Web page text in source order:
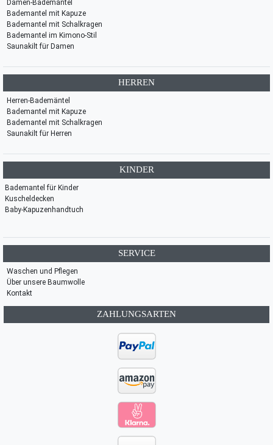
Damen-Bademäntel
Bademantel mit Kapuze
Bademantel mit Schalkragen
Bademantel im Kimono-Stil
Saunakilt für Damen
HERREN
Herren-Bademäntel
Bademantel mit Kapuze
Bademantel mit Schalkragen
Saunakilt für Herren
KINDER
Bademantel für Kinder
Kuscheldecken
Baby-Kapuzenhandtuch
SERVICE
Waschen und Pflegen
Über unsere Baumwolle
Kontakt
ZAHLUNGSARTEN